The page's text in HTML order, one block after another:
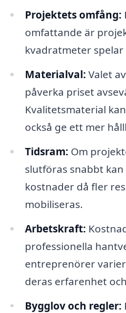
Projektets omfång:
omfattande är
kvadratmeter
Materialval: Valet
påverka priset
Kvalitetsmaterial
också ge ett mer
Tidsram: Om
slutföras snabbt
kostnader då fler
mobiliseras.
Arbetskraft:
professionella
entreprenörer
deras erfarenhet
Bygglov och regler: